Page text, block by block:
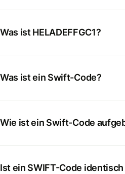
Was ist HELADEFFGC1?
Was ist ein Swift-Code?
Wie ist ein Swift-Code
Ist ein SWIFT-Code